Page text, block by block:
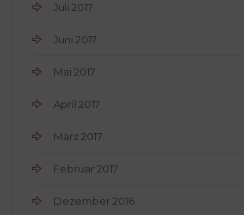
Juli 2017
Juni 2017
Mai 2017
April 2017
März 2017
Februar 2017
Dezember 2016